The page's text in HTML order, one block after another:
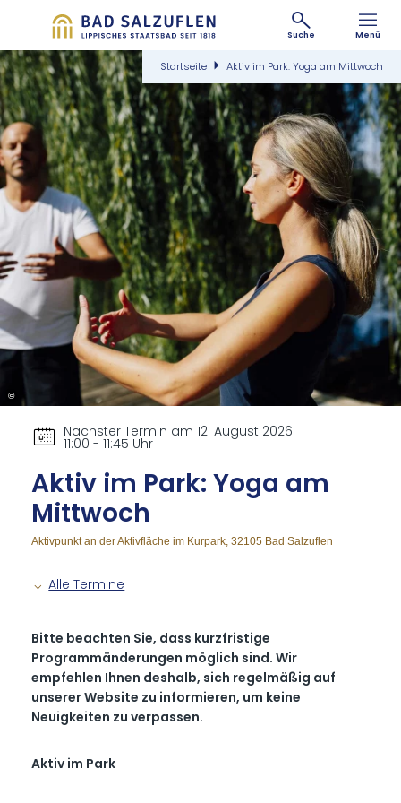
Suche Menü
Startseite Aktiv im Park: Yoga am Mittwoch
©
Nächster Termin am 12. August 2026
11:00 - 11:45 Uhr
Ak­tiv im Park: Yo­ga am
Mitt­woch
Aktivpunkt an der Aktivfläche im Kurpark, 32105 Bad Salzuflen
Alle Termine
Bitte beachten Sie, dass kurzfristige
Programmänderungen möglich sind. Wir
empfehlen Ihnen deshalb, sich regelmäßig auf
unserer Website zu informieren, um keine
Neuigkeiten zu verpassen.
Aktiv im Park